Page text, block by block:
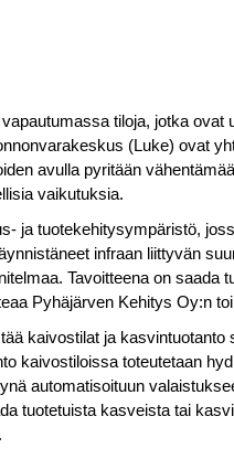
tiloja, jotka ovat
(Luke) ovat
avulla pyritään
vaikutuksia.
ja tuotekehitysympäristö,
infraan liittyvän
Tavoitteena on saada
Pyhäjärven Kehitys Oy:n
kaivostilat ja kasvintuotanto
kaivostiloissa toteutetaan
automatisoituun
tuotetuista kasveista tai